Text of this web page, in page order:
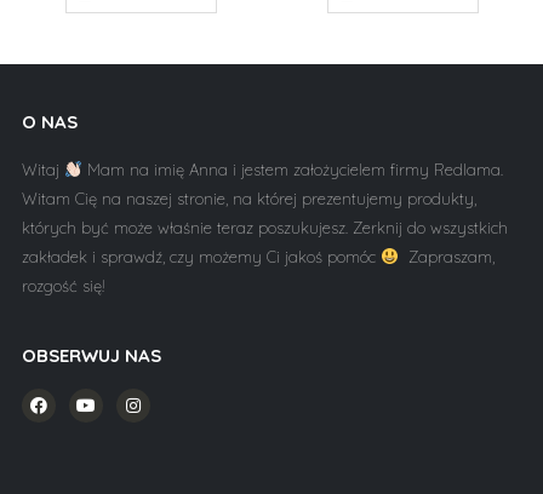
O NAS
Witaj
Mam na imię Anna i jestem założycielem firmy Redlama.
Witam Cię na naszej stronie, na której prezentujemy produkty,
których być może właśnie teraz poszukujesz. Zerknij do wszystkich
zakładek i sprawdź, czy możemy Ci jakoś pomóc
Zapraszam,
rozgość się!
OBSERWUJ NAS